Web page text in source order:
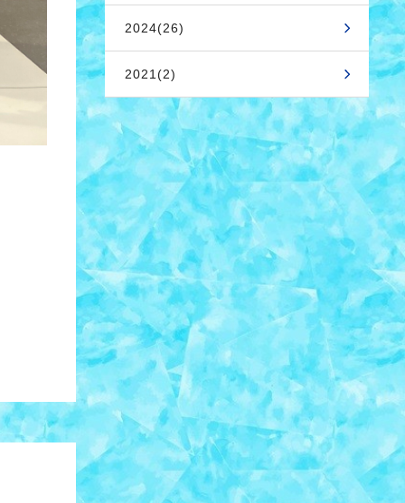
2024(26)
2021(2)